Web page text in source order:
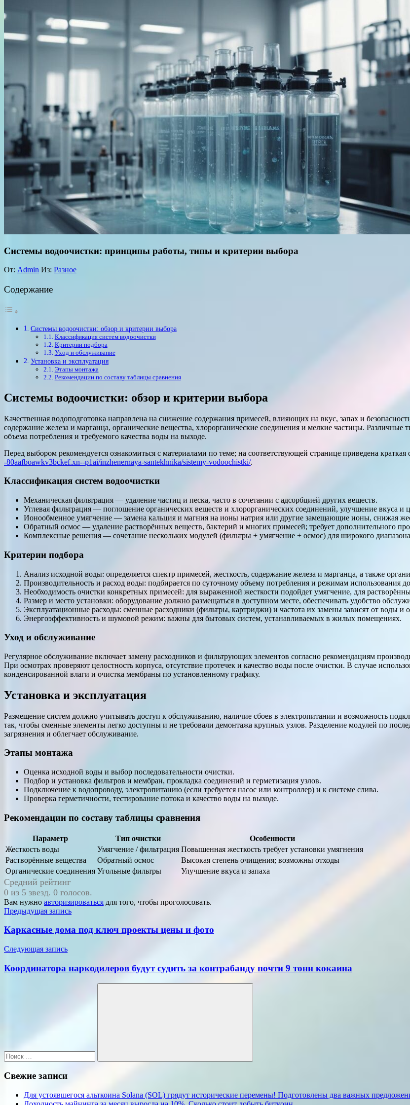
Системы водоочистки: принципы работы, типы и критерии выбора
От: Admin Из: Разное
Содержание
Системы водоочистки: обзор и критерии выбора
Классификация систем водоочистки
Критерии подбора
Уход и обслуживание
Установка и эксплуатация
Этапы монтажа
Рекомендации по составу таблицы сравнения
Системы водоочистки: обзор и критерии выбора
Качественная водоподготовка направлена на снижение содержания примесей, влияющих на вкус, запах и
содержание железа и марганца, органические вещества, хлорорганические соединения и мелкие частицы.
объема потребления и требуемого качества воды на выходе.
Перед выбором рекомендуется ознакомиться с материалами по теме; на соответствующей странице приведена
-80aafboawkv3bckef.xn--p1ai/inzhenernaya-santekhnika/sistemy-vodoochistki/.
Классификация систем водоочистки
Механическая фильтрация — удаление частиц и песка, часто в сочетании с адсорбцией других веществ.
Углевая фильтрация — поглощение органических веществ и хлорорганических соединений, улучшение вкуса и
Ионообменное умягчение — замена кальция и магния на ионы натрия или другие замещающие ионы, снижая
Обратный осмос — удаление растворённых веществ, бактерий и многих примесей; требует дополнительного
Комплексные решения — сочетание нескольких модулей (фильтры + умягчение + осмос) для широкого диапазона
Критерии подбора
Анализ исходной воды: определяется спектр примесей, жесткость, содержание железа и марганца, а также
Производительность и расход воды: подбирается по суточному объему потребления и режимам использования
Необходимость очистки конкретных примесей: для выраженной жесткости подойдет умягчение, для
Размер и место установки: оборудование должно размещаться в доступном месте, обеспечивать удобство
Эксплуатационные расходы: сменные расходники (фильтры, картриджи) и частота их замены зависят от воды и
Энергоэффективность и шумовой режим: важны для бытовых систем, устанавливаемых в жилых помещениях.
Уход и обслуживание
Регулярное обслуживание включает замену расходников и фильтрующих элементов согласно рекомендациям
При осмотрах проверяют целостность корпуса, отсутствие протечек и качество воды после очистки. В случае
конденсированной влаги и очистка мембраны по установленному графику.
Установка и эксплуатация
Размещение систем должно учитывать доступ к обслуживанию, наличие сбоев в электропитании и возможность
так, чтобы сменные элементы легко доступны и не требовали демонтажа крупных узлов. Разделение модулей по
загрязнения и облегчает обслуживание.
Этапы монтажа
Оценка исходной воды и выбор последовательности очистки.
Подбор и установка фильтров и мембран, прокладка соединений и герметизация узлов.
Подключение к водопроводу, электропитанию (если требуется насос или контроллер) и к системе слива.
Проверка герметичности, тестирование потока и качество воды на выходе.
Рекомендации по составу таблицы сравнения
Параметр Тип очистки
Особенности
Жесткость воды
Умягчение / фильтрация Повышенная жесткость требует установки умягнения
Растворённые вещества
Обратный осмос
Высокая степень очищения; возможны отходы
Органические соединения Угольные фильтры Улучшение вкуса и запаха
Средний рейтинг
0 из 5 звезд. 0 голосов.
Вам нужно авторизироваться для того, чтобы проголосовать.
Навигация
по
записям
Предыдущая запись
Каркасные дома под ключ проекты цены и фото
Следующая запись
Координатора наркодилеров будут судить за контрабанду почти 9 тонн кокаина
Поиск
Свежие записи
Для устоявшегося альткоина Solana (SOL) грядут исторические перемены! Подготовлены два важных